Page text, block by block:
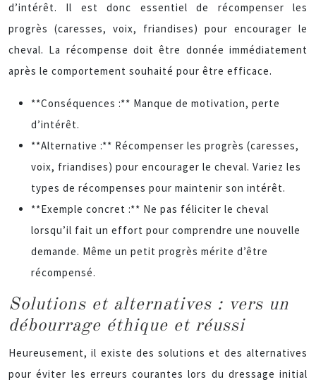
d’intérêt. Il est donc essentiel de récompenser les
progrès (caresses, voix, friandises) pour encourager le
cheval. La récompense doit être donnée immédiatement
après le comportement souhaité pour être efficace.
**Conséquences :** Manque de motivation, perte
d’intérêt.
**Alternative :** Récompenser les progrès (caresses,
voix, friandises) pour encourager le cheval. Variez les
types de récompenses pour maintenir son intérêt.
**Exemple concret :** Ne pas féliciter le cheval
lorsqu’il fait un effort pour comprendre une nouvelle
demande. Même un petit progrès mérite d’être
récompensé.
Solutions et alternatives : vers un
débourrage éthique et réussi
Heureusement, il existe des solutions et des alternatives
pour éviter les erreurs courantes lors du dressage initial